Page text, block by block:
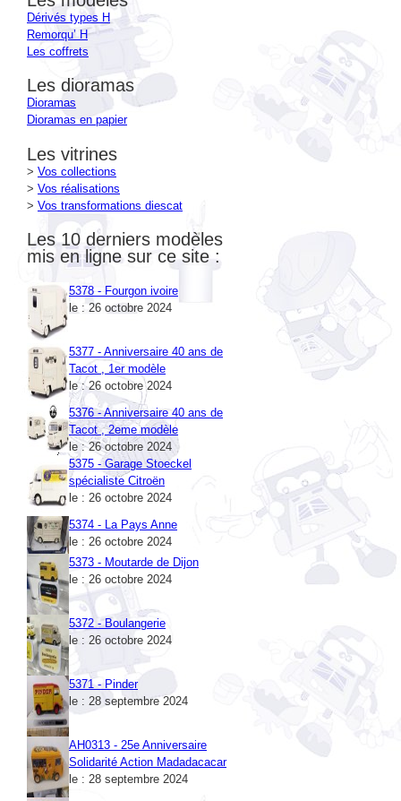
Remorqu’ H
Les coffrets
Les dioramas
Dioramas
Dioramas en papier
Les vitrines
>
Vos collections
>Vos réalisations
> Vos transformations diescat
Les 10 derniers modèles
mis en ligne sur ce site :
5378 - Fourgon ivoire
le : 26 octobre 2024
5376 - Anniversaire 40 ans de
Tacot , 2eme modèle
le : 26 octobre 2024
5375 - Garage Stoeckel
spécialiste Citroën
le : 26 octobre 2024
5374 - La Pays Anne
5373 - Moutarde de Dijon
5372 - Boulangerie
le : 26 octobre 2024
le : 28 septembre 2024
le : 28 septembre 2024
5370 - Bacardi